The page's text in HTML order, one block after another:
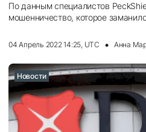
По данным специалистов
мошенничество, которое
04 Апрель 2022 14:25, UTC Анна
Новости